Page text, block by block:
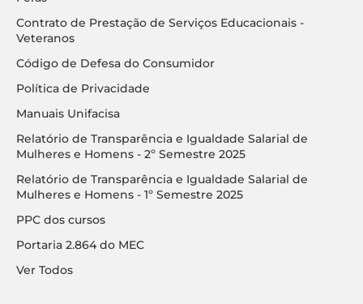
Contrato de Prestação de Serviços Educacionais -
Veteranos
Código de Defesa do Consumidor
Política de Privacidade
Manuais Unifacisa
Relatório de Transparência e Igualdade Salarial de
Mulheres e Homens - 2º Semestre 2025
Relatório de Transparência e Igualdade Salarial de
Mulheres e Homens - 1º Semestre 2025
PPC dos cursos
Portaria 2.864 do MEC
Ver Todos